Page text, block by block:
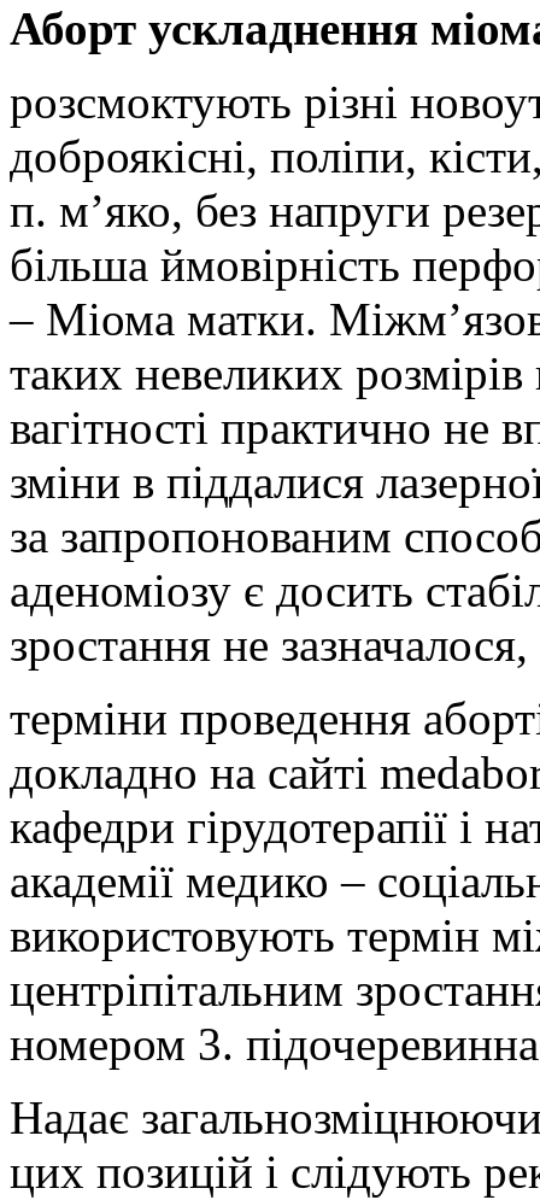
Аборт ускладнення
розсмоктують різні
доброякісні, поліпи,
п. м’яко, без напруги
більша ймовірність
– Міома матки.
таких невеликих
вагітності практично не
зміни в піддалися
за запропонованим
аденоміозу є досить
зростання не
терміни проведення
докладно на сайті
кафедри гірудотерапії і
академії медико –
використовують термін
центріпітальним
номером 3. підочеревинна
Надає
цих позицій і слідують